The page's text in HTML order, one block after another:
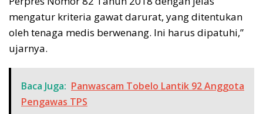
mengatur kriteria gawat darurat, yang ditentukan
oleh tenaga medis berwenang. Ini harus dipatuhi,”
ujarnya.
Baca Juga: Panwascam Tobelo Lantik 92 Anggota
Pengawas TPS